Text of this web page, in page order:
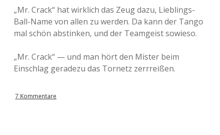
„Mr. Crack“ hat wirklich das Zeug dazu, Lieblings-
Ball-Name von allen zu werden. Da kann der Tango
mal schön abstinken, und der Teamgeist sowieso.
„Mr. Crack“ — und man hört den Mister beim
Einschlag geradezu das Tornetz zerrreißen.
7 Kommentare